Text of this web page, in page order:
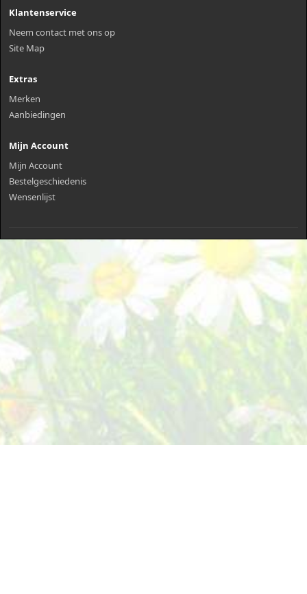
Klantenservice
Neem contact met ons op
Site Map
Extras
Merken
Aanbiedingen
Mijn Account
Mijn Account
Bestelgeschiedenis
Wensenlijst